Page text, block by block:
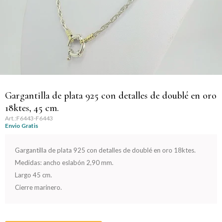
Gargantilla de plata 925 con detalles de doublé en oro
18ktes, 45 cm.
F6443-F6443
Envio Gratis
Gargantilla de plata 925 con detalles de doublé en oro 18ktes.
Medidas: ancho eslabón 2,90 mm.
Largo 45 cm.
Cierre marinero.
Día de la Mujer
Día de la Secretaria
Día del Amigo
Día del Maestro
Graduación
Nacimiento